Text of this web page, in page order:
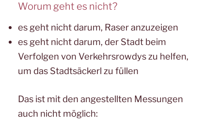
Worum geht es nicht?
es geht nicht darum, Raser anzuzeigen
es geht nicht darum, der Stadt beim
Verfolgen von Verkehrsrowdys zu helfen,
um das Stadtsäckerl zu füllen
Das ist mit den angestellten Messungen
auch nicht möglich: